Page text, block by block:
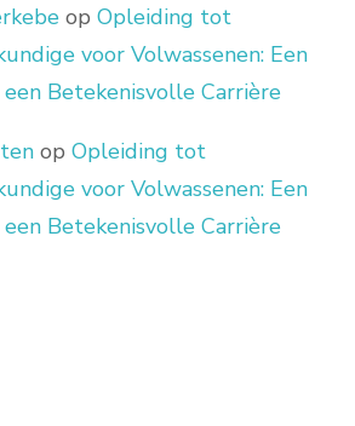
op Opleiding tot
voor Volwassenen: Een
Betekenisvolle Carrière
op Opleiding tot
voor Volwassenen: Een
Betekenisvolle Carrière